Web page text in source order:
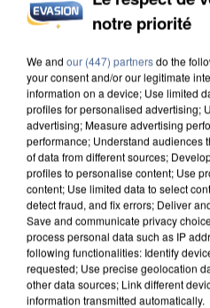
UN SECOND CADRE DE
INTERPELLÉ EN ALGÉRIE
notre priorité
We and our (447) partnersdo the
your consent and/or our legitimate
information on a device; Use limited
profiles for personalised advertising;
advertising; Measure advertising
performance; Understand audiences
of data from different sources;
profiles to personalise content; Use
content; Use limited data to select
detect fraud, and fix errors; Deliver
Save and communicate privacy
process personal data such as IP
following functionalities: Identify
requested; Use precise geolocation
other data sources; Link different
information transmitted automatically.